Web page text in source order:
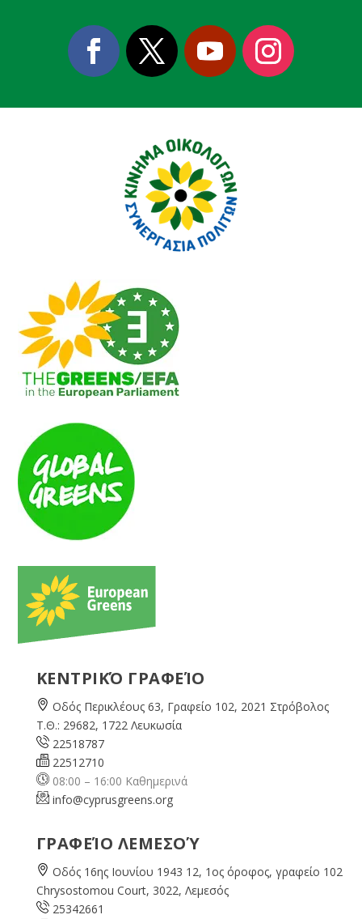
ΚΕΝΤΡΙΚΌ ΓΡΑΦΕΊΟ
Οδός Περικλέους 63, Γραφείο 102, 2021 Στρόβολος
Τ.Θ.: 29682, 1722 Λευκωσία
22518787
22512710
08:00 – 16:00 Καθημερινά
info@cyprusgreens.org
ΓΡΑΦΕΊΟ ΛΕΜΕΣΟΎ
Οδός 16ης Ιουνίου 1943 12, 1ος όροφος, γραφείο 102
Chrysostomou Court, 3022, Λεμεσός
25342661